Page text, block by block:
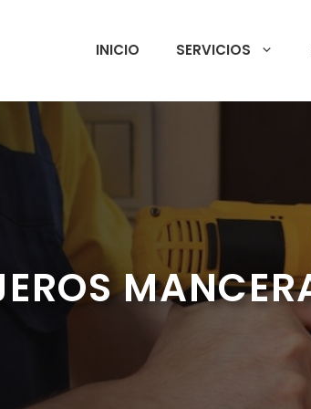
INICIO SERVICIOS